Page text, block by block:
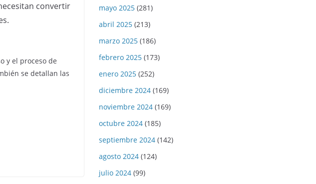
convertir
y el proceso de
se detallan las
mayo 2025 (281)
abril 2025 (213)
marzo 2025 (186)
febrero 2025 (173)
enero 2025 (252)
diciembre 2024 (169)
noviembre 2024 (169)
octubre 2024 (185)
septiembre 2024 (142)
agosto 2024 (124)
julio 2024 (99)